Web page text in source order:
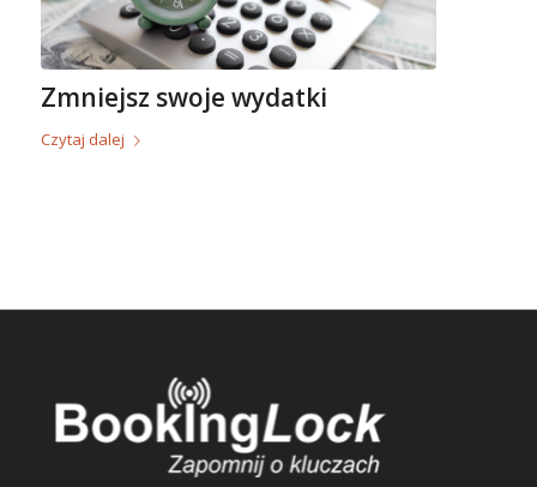
Zmniejsz swoje wydatki
Czytaj dalej